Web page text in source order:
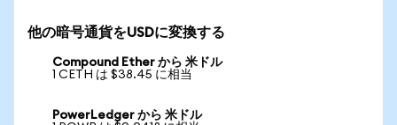
他の暗号通貨をUSDに変換する
Compound Ether から 米ドル
1 CETH は $38.45 に相当
PowerLedger から 米ドル